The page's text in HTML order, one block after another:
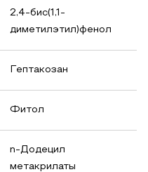
2,4-бис(1,1-
диметилэтил)фенол
Гептакозан
Фитол
n-Додецил
метакрилаты